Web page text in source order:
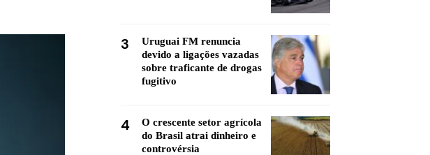
3
Uruguai FM renuncia
devido a ligações vazadas
sobre traficante de drogas
fugitivo
4
O crescente setor agrícola
do Brasil atrai dinheiro e
controvérsia